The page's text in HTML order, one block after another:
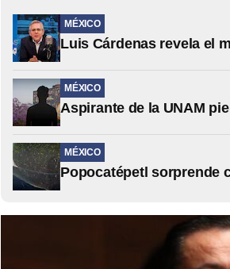
MÉXICO
Luis Cárdenas revela el
MÉXICO
Aspirante de la UNAM
MÉXICO
Popocatépetl sorprende